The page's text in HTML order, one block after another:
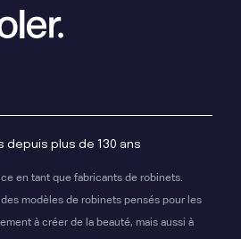
depuis plus de 130 ans
en tant que fabricants de robinets.
modèles de robinets pensés pour les
à créer de la beauté, mais aussi à